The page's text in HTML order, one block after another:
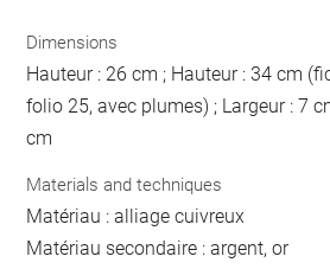
Dimensions
Hauteur : 26 cm ; Hauteur : 34 cm
folio 25, avec plumes) ; Largeur : 7
cm
Materials and techniques
Matériau : alliage cuivreux
Matériau secondaire : argent, or